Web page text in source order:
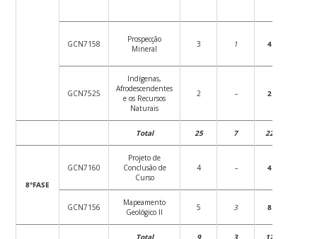
GCN7158
Prospecção
Mineral
3 1 4
GCN7525
Indígenas,
Afrodescendentes
e os Recursos
Naturais
2 – 2
Total 25 7 22
8°FASE
GCN7160
Projeto de
Conclusão de
Curso
4 – 4
GCN7156
Mapeamento
Geológico II
5 3 8
Total 9 3 12